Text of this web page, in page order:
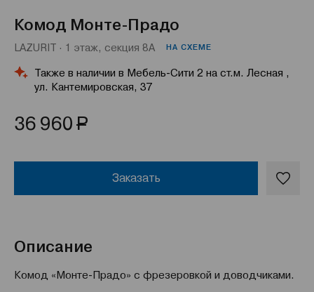
Комод Монте-Прадо
LAZURIT · 1 этаж, секция 8А НА СХЕМЕ
Также в наличии в Мебель-Сити 2 на ст.м. Лесная ,
ул. Кантемировская, 37
36 960 Р
Заказать
Описание
Комод «Монте-Прадо» с фрезеровкой и доводчиками.